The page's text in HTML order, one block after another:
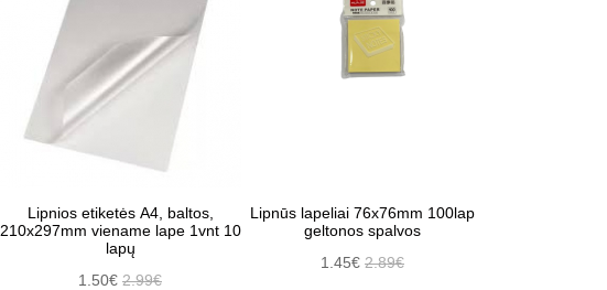
Lipnios etiketės A4, baltos,
210x297mm viename lape 1vnt 10
lapų
1.50€ 2.99€
Lipnūs lapeliai 76x76mm 100lap
geltonos spalvos
1.45€ 2.89€